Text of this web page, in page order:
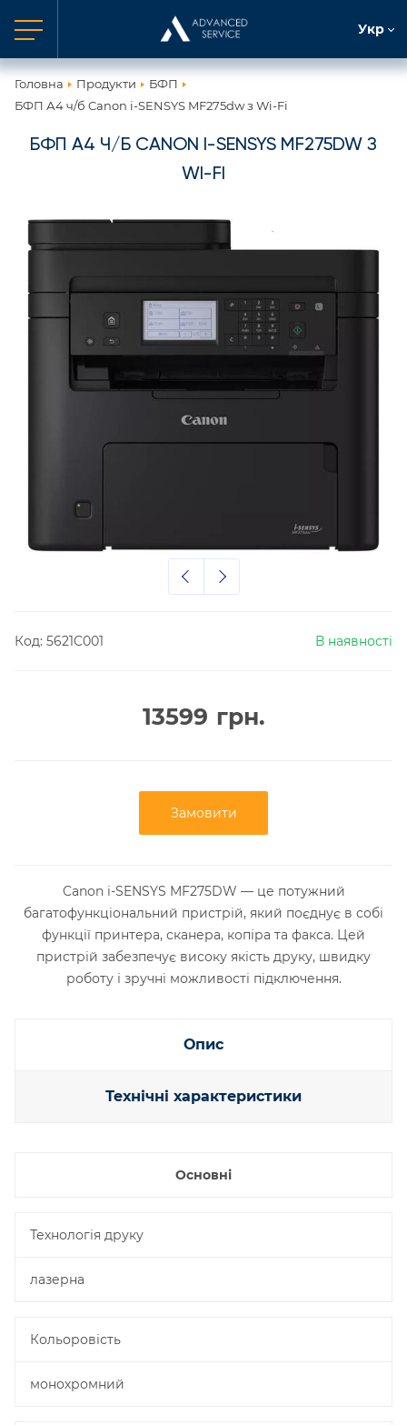
Укр
Головна Продукти
БФП
БФП А4 ч/б Canon i-SENSYS MF275dw з Wi-Fi
БФП А4 Ч/Б CANON I-SENSYS MF275DW З
WI-FI
Код: 5621C001 В наявності
13599 грн.
Замовити
Canon i-SENSYS MF275DW — це потужний
багатофункціональний пристрій, який поєднує в собі
функції принтера, сканера, копіра та факса. Цей
пристрій забезпечує високу якість друку, швидку
роботу і зручні можливості підключення.
Опис
Технічні характеристики
Основні
Технологія друку
лазерна
Кольоровість
монохромний